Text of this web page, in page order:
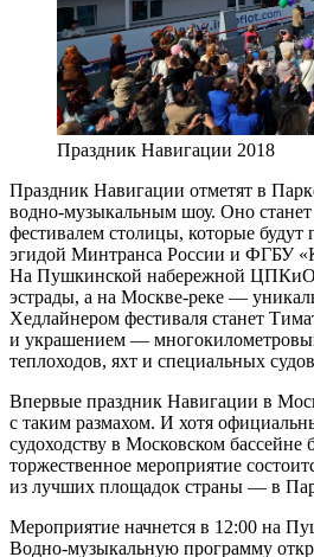
Праздник Навигации 2018
Праздник Навигации отметят в
водно-музыкальным шоу. Оно
фестивалем столицы, которые будут
эгидой Минтранса России и ФГБУ
На Пушкинской набережной ЦПКиО
эстрады, а на Москве-реке —
Хедлайнером фестиваля станет
и украшением —
теплоходов, яхт и специальных
Впервые праздник Навигации в
с таким размахом. И хотя
судоходству в Московском бассейне
торжественное мероприятие
из лучших площадок страны — в
Мероприятие начнется в 12:00 на
Водно-музыкальную программу